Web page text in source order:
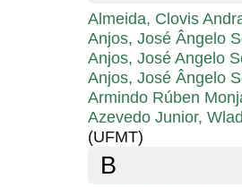
Almeida, Clovis
Anjos, José Ângelo
Anjos, José Angelo
Anjos, José Ângelo
Armindo Rúben
Azevedo Junior,
(UFMT)
B